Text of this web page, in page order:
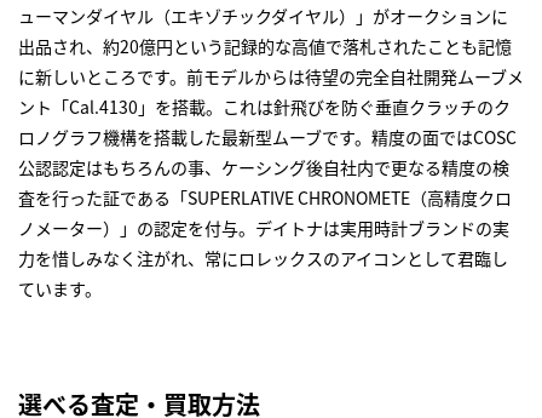
ューマンダイヤル（エキゾチックダイヤル）」がオークションに
出品され、約20億円という記録的な高値で落札されたことも記憶
に新しいところです。前モデルからは待望の完全自社開発ムーブメ
ント「Cal.4130」を搭載。これは針飛びを防ぐ垂直クラッチのク
ロノグラフ機構を搭載した最新型ムーブです。精度の面ではCOSC
公認認定はもちろんの事、ケーシング後自社内で更なる精度の検
査を行った証である「SUPERLATIVE CHRONOMETE（高精度クロ
ノメーター）」の認定を付与。デイトナは実用時計ブランドの実
力を惜しみなく注がれ、常にロレックスのアイコンとして君臨し
ています。
選べる査定・買取方法